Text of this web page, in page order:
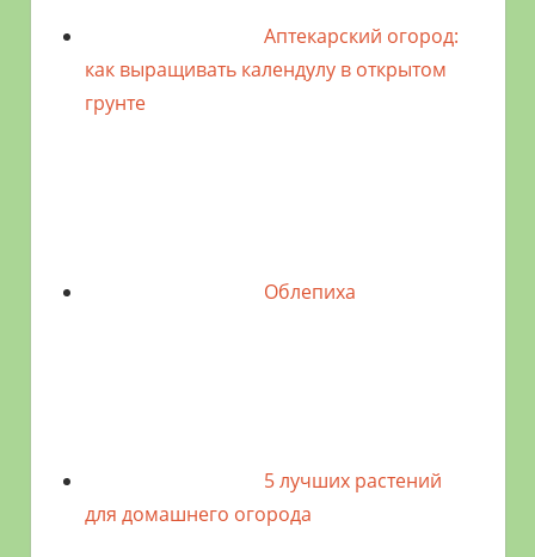
Аптекарский огород:
как выращивать календулу в открытом
грунте
Облепиха
5 лучших растений
для домашнего огорода